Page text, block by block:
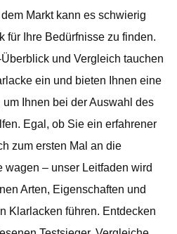
Markt kann es schwierig
für Ihre Bedürfnisse zu finden.
und Vergleich tauchen
ein und bieten Ihnen eine
Ihnen bei der Auswahl des
Egal, ob Sie ein erfahrener
zum ersten Mal an die
wagen – unser Leitfaden wird
Arten, Eigenschaften und
Klarlacken führen. Entdecken